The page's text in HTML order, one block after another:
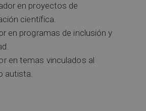
en proyectos de
científica.
en programas de inclusión y
en temas vinculados al
autista.